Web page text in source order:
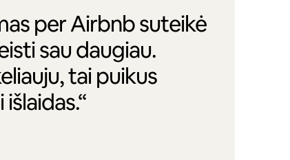
per Airbnb suteikė
sau daugiau.
tai puikus